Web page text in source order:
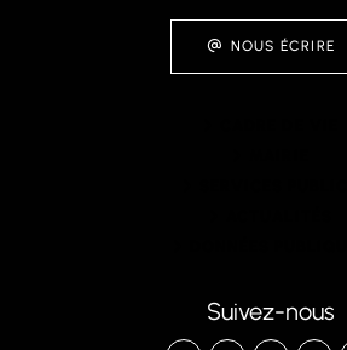
NOUS ÉCRIRE
Suivez-nous